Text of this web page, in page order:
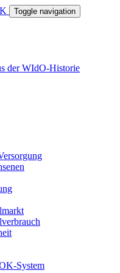
Toggle navigation
der WIdO-Historie
System